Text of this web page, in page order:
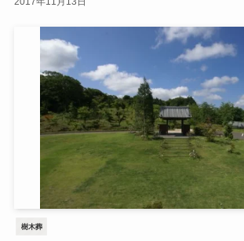
樹木葬